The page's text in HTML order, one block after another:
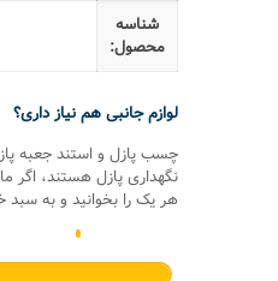
شناسه
محصول:
لوازم جانبی هم نیاز داری؟
چسب پازل و استند جعبه
نگهداری پازل هستند، اگر
هر یک را بخوانید و به سبد